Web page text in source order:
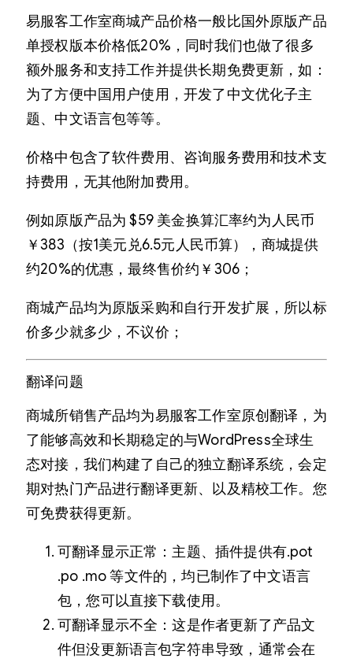
易服客工作室商城产品价格一般比国外原版产品
单授权版本价格低20%，同时我们也做了很多
额外服务和支持工作并提供长期免费更新，如：
为了方便中国用户使用，开发了中文优化子主
题、中文语言包等等。
价格中包含了软件费用、咨询服务费用和技术支
持费用，无其他附加费用。
例如原版产品为 $59 美金换算汇率约为人民币
￥383（按1美元兑6.5元人民币算），商城提供
约20%的优惠，最终售价约￥306；
商城产品均为原版采购和自行开发扩展，所以标
价多少就多少，不议价；
翻译问题
商城所销售产品均为易服客工作室原创翻译，为
了能够高效和长期稳定的与WordPress全球生
态对接，我们构建了自己的独立翻译系统，会定
期对热门产品进行翻译更新、以及精校工作。您
可免费获得更新。
可翻译显示正常：主题、插件提供有.pot
.po .mo 等文件的，均已制作了中文语言
包，您可以直接下载使用。
可翻译显示不全：这是作者更新了产品文
件但没更新语言包字符串导致，通常会在